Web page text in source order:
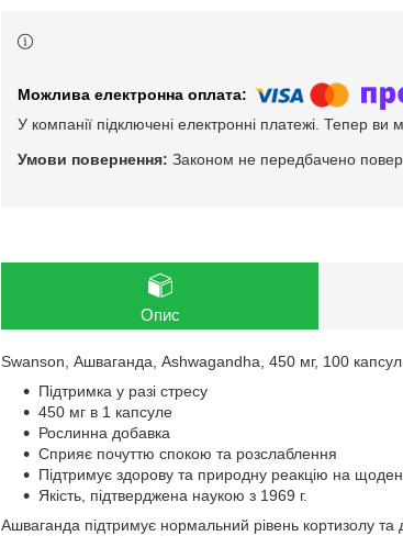
У компанії підключені електронні платежі. Тепер
Законом не передбачено
Опис
Swanson, Ашваганда, Ashwagandha, 450 мг, 100 капсул
Підтримка у разі стресу
450 мг в 1 капсуле
Рослинна добавка
Сприяє почуттю спокою та розслаблення
Підтримує здорову та природну реакцію на
Якість, підтверджена наукою з 1969 г.
Ашваганда підтримує нормальний рівень кортизолу